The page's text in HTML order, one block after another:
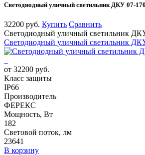
Светодиодный уличный светильник ДКУ 07-
32200 руб. Купить Сравнить
Светодиодный уличный светильник
Светодиодный уличный светильник
от 32200 руб.
Класс защиты
IP66
Производитель
ФЕРЕКС
Мощность, Вт
182
Световой поток, лм
23641
В корзину